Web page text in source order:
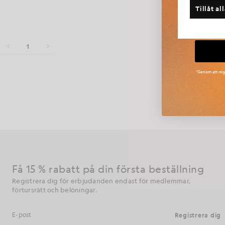
1
Arun Rose
mode. Med
Få 15 % rabatt på din första beställning
Registrera dig för erbjudanden endast för medlemmar,
förtursrätt och belöningar.
E-postadress Registrera dig
Tillåt
Har
*Genom att